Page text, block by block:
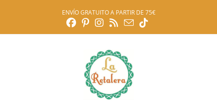
ENVÍO GRATUITO A PARTIR DE 75€